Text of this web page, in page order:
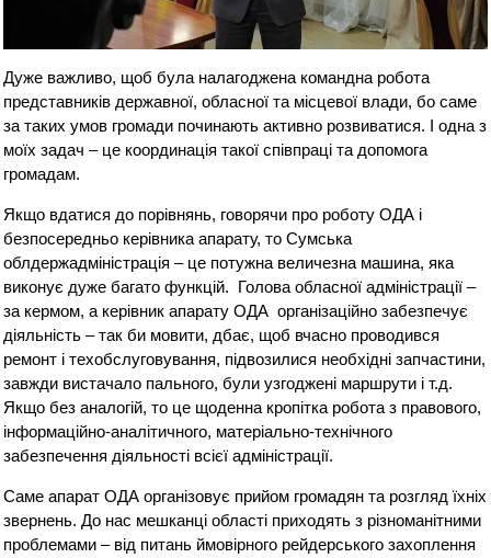
Дуже важливо, щоб була налагоджена командна робота
представників державної, обласної та місцевої влади, бо саме
за таких умов громади починають активно розвиватися. І одна з
моїх задач – це координація такої співпраці та допомога
громадам.
Якщо вдатися до порівнянь, говорячи про роботу ОДА і
безпосередньо керівника апарату, то Сумська
облдержадміністрація – це потужна величезна машина, яка
виконує дуже багато функцій. Голова обласної адміністрації –
за кермом, а керівник апарату ОДА організаційно забезпечує
діяльність – так би мовити, дбає, щоб вчасно проводився
ремонт і техобслуговування, підвозилися необхідні запчастини,
завжди вистачало пального, були узгоджені маршрути і т.д.
Якщо без аналогій, то це щоденна кропітка робота з правового,
інформаційно-аналітичного, матеріально-технічного
забезпечення діяльності всієї адміністрації.
Саме апарат ОДА організовує прийом громадян та розгляд їхніх
звернень. До нас мешканці області приходять з різноманітними
проблемами – від питань ймовірного рейдерського захоплення